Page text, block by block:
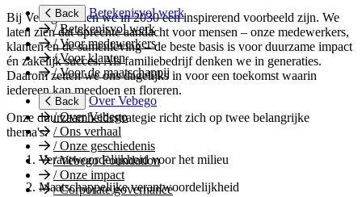
Back
Betekenisvol werk
/Betekenisvol werk
/Voor medewerkers
/Voor klanten
/Voor de maatschappij
Back
Over Vebego
/Over Vebego
/Ons verhaal
/Onze geschiedenis
/Vebego Foundation
/Onze impact
/Corporate governance
Bij Vebego willen we in 2030 een inspirerend voorbeeld zijn. We
laten zien dat oprechte aandacht voor mensen – onze medewerkers,
klanten en de samenleving – de beste basis is voor duurzame impact
én zakelijk succes. Als familiebedrijf denken we in generaties.
Daarom zetten we ons dagelijks in voor een toekomst waarin
iedereen kan meedoen en floreren.
Onze duurzaamheidsstrategie richt zich op twee belangrijke
thema's:
Verantwoordelijkheid voor het milieu
Maatschappelijke verantwoordelijkheid